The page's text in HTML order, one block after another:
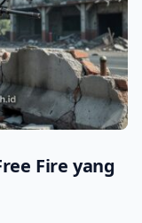
Fire yang